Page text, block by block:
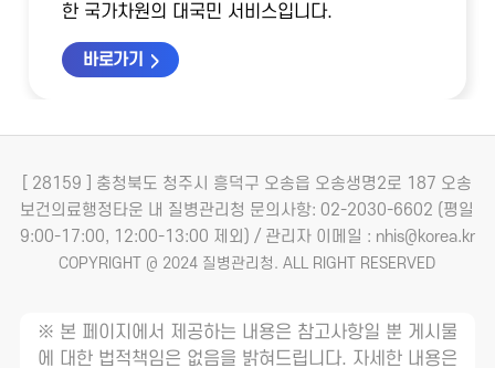
한 국가차원의 대국민 서비스입니다.
바로가기
[ 28159 ] 충청북도 청주시 흥덕구 오송읍 오송생명2로 187 오송
보건의료행정타운 내 질병관리청 문의사항: 02-2030-6602 (평일
9:00-17:00, 12:00-13:00 제외) / 관리자 이메일 : nhis@korea.kr
COPYRIGHT @ 2024 질병관리청. ALL RIGHT RESERVED
※ 본 페이지에서 제공하는 내용은 참고사항일 뿐 게시물
에 대한 법적책임은 없음을 밝혀드립니다. 자세한 내용은